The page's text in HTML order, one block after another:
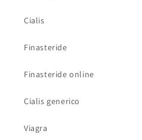
Cialis
Finasteride
Finasteride online
Cialis generico
Viagra